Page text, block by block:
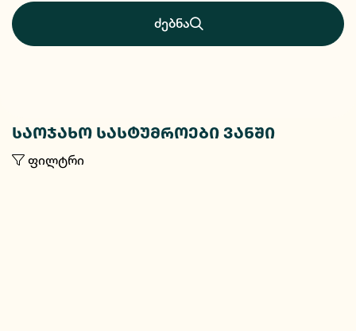
ძებნა
საოჯახო სასტუმროები ვანში
ფილტრი